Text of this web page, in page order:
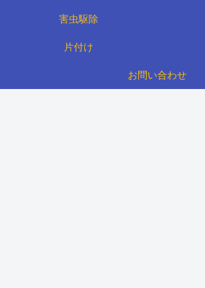
害虫駆除
片付け
お問い合わせ